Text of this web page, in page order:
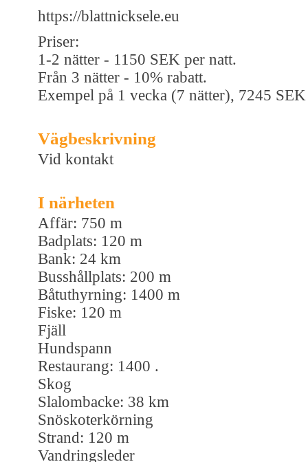
https://blattnicksele.eu
Priser:
1-2 nätter - 1150 SEK per natt.
Från 3 nätter - 10% rabatt.
Exempel på 1 vecka (7 nätter), 7245 SEK
Vägbeskrivning
Vid kontakt
I närheten
Affär: 750 m
Badplats: 120 m
Bank: 24 km
Busshållplats: 200 m
Båtuthyrning: 1400 m
Fiske: 120 m
Fjäll
Hundspann
Restaurang: 1400 .
Skog
Slalombacke: 38 km
Snöskoterkörning
Strand: 120 m
Vandringsleder